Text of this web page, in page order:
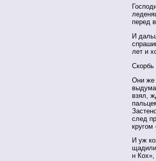
перед
И
лет и
Скорбь
Они же
взял,
след
кругом
И уж
н